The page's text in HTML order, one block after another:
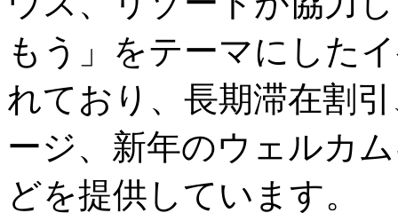
もう」をテーマにした
れており、長期滞在割
ージ、新年のウェルカ
どを提供しています。